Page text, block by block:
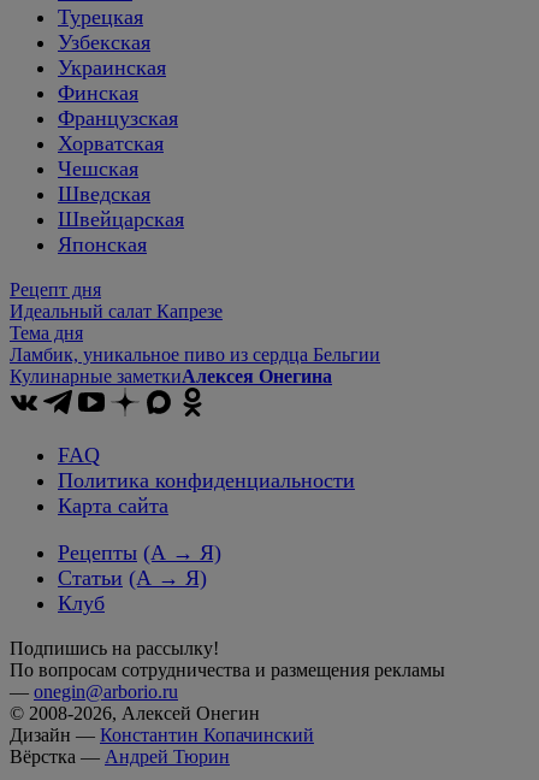
Турецкая
Узбекская
Украинская
Финская
Французская
Хорватская
Чешская
Шведская
Швейцарская
Японская
Рецепт дня
Идеальный салат Капрезе
Тема дня
Ламбик, уникальное пиво из сердца Бельгии
Кулинарные заметкиАлексея Онегина
FAQ
Политика конфиденциальности
Карта сайта
Рецепты (А → Я)
Статьи (А → Я)
Клуб
Подпишись на рассылку!
По вопросам сотрудничества и размещения рекламы
— onegin@arborio.ru
© 2008-2026, Алексей Онегин
Дизайн — Константин Копачинский
Вёрстка — Андрей Тюрин